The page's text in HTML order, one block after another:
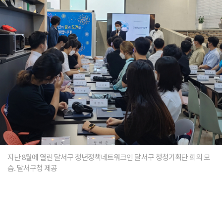
지난 8월에 열린 달서구 청년정책네트워크인 달서구 청청기획단 회의 모
습. 달서구청 제공